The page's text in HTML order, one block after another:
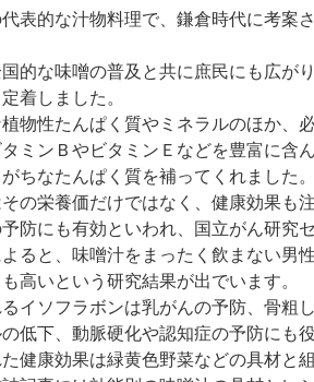
表的な汁物料理で、鎌倉時代に考案
的な味噌の普及と共に庶民にも広が
着しました。
物性たんぱく質やミネラルのほか、
ミンＢやビタミンＥなどを豊富に含
ちなたんぱく質を補ってくれました。
の栄養価だけではなく、健康効果も注
防にも有効といわれ、国立がん研究
ると、味噌汁をまったく飲まない男
も高いという研究結果が出でいます。
イソフラボンは乳がんの予防、骨粗
低下、動脈硬化や認知症の予防にも役
健康効果は緑黄色野菜などの具材と